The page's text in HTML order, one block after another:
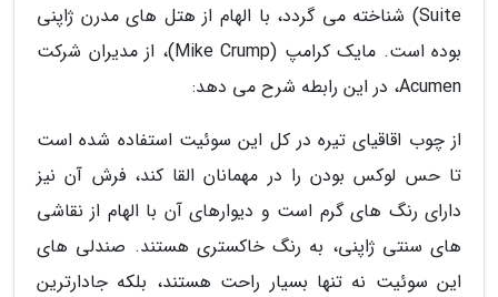
Suite) شناخته می گردد، با الهام از هتل های مدرن ژاپنی
بوده است. مایک کرامپ (Mike Crump)، از مدیران شرکت
Acumen، در این رابطه شرح می دهد:
از چوب اقاقیای تیره در کل این سوئیت استفاده شده است
تا حس لوکس بودن را در مهمانان القا کند، فرش آن نیز
دارای رنگ های گرم است و دیوارهای آن با الهام از نقاشی
های سنتی ژاپنی، به رنگ خاکستری هستند. صندلی های
این سوئیت نه تنها بسیار راحت هستند، بلکه جادارترین